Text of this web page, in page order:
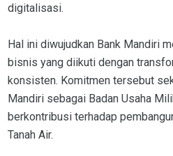
digitalisasi.
Hal ini diwujudkan Bank Mandiri
bisnis yang diikuti dengan
konsisten. Komitmen tersebut
Mandiri sebagai Badan Usaha
berkontribusi terhadap
Tanah Air.